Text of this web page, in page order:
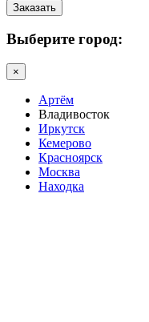
Заказать
Выберите город:
×
Артём
Владивосток
Иркутск
Кемерово
Красноярск
Москва
Находка